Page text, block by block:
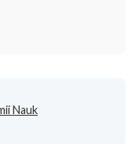
Nauk